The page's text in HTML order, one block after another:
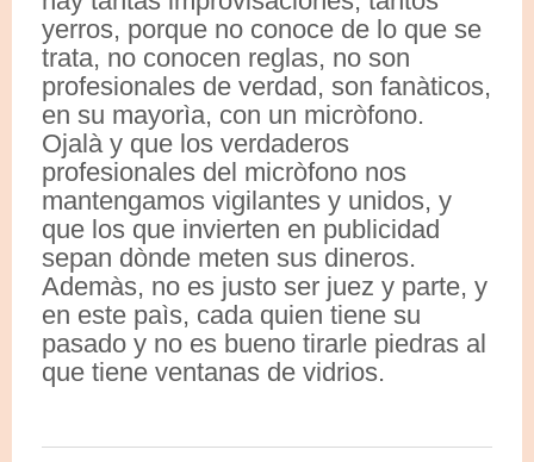
yerros, porque no conoce de lo que se
trata, no conocen reglas, no son
profesionales de verdad, son fanàticos,
en su mayorìa, con un micròfono.
Ojalà y que los verdaderos
profesionales del micròfono nos
mantengamos vigilantes y unidos, y
que los que invierten en publicidad
sepan dònde meten sus dineros.
Ademàs, no es justo ser juez y parte, y
en este paìs, cada quien tiene su
pasado y no es bueno tirarle piedras al
que tiene ventanas de vidrios.